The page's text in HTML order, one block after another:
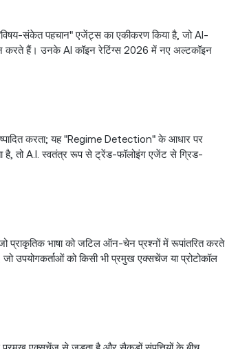
संकेत पहचान" एजेंट्स का एकीकरण किया है, जो AI-
करते हैं। उनके AI कॉइन रेटिंग्स 2026 में नए अल्टकॉइन
करता; यह "Regime Detection" के आधार पर
है, तो A.I. स्वतंत्र रूप से ट्रेंड-फॉलोइंग एजेंट से ग्रिड-
प्राकृतिक भाषा को जटिल ऑन-चेन प्रश्नों में रूपांतरित करते
उपयोगकर्ताओं को किसी भी प्रमुख एक्सचेंज या प्रोटोकॉल